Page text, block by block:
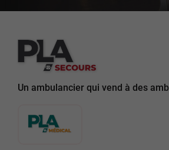
Un ambulancier qui vend à des